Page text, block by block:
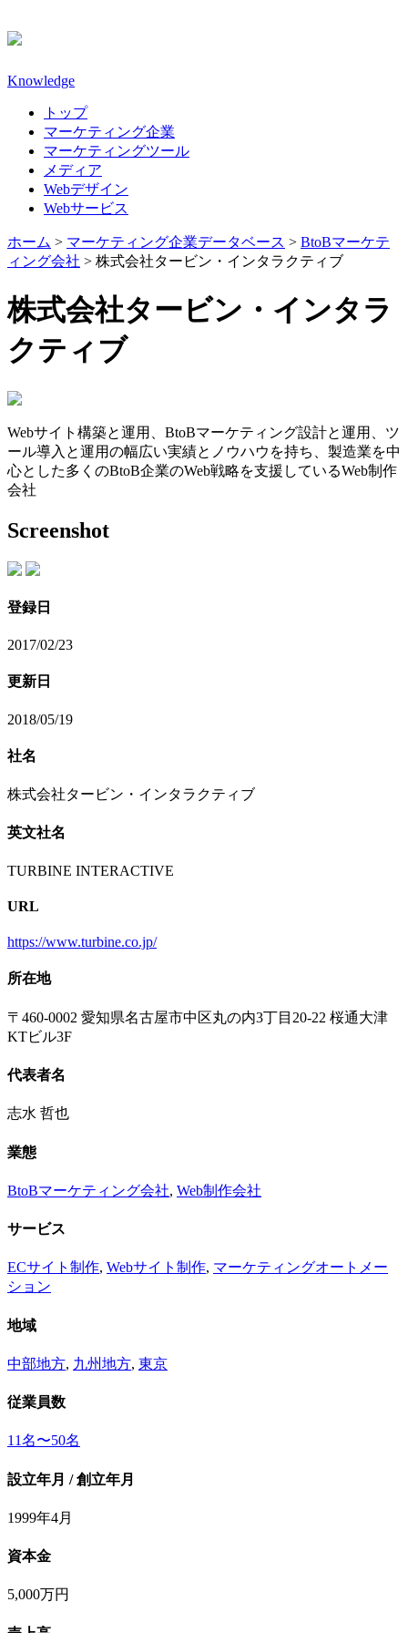
Knowledge
トップ
マーケティング企業
マーケティングツール
メディア
Webデザイン
Webサービス
ホーム > マーケティング企業データベース > BtoBマーケテ
ィング会社 > 株式会社タービン・インタラクティブ
株式会社タービン・インタラ
クティブ
Webサイト構築と運用、BtoBマーケティング設計と運用、ツ
ール導入と運用の幅広い実績とノウハウを持ち、製造業を中
心とした多くのBtoB企業のWeb戦略を支援しているWeb制作
会社
Screenshot
登録日
2017/02/23
更新日
2018/05/19
社名
株式会社タービン・インタラクティブ
英文社名
TURBINE INTERACTIVE
URL
https://www.turbine.co.jp/
所在地
〒460-0002 愛知県名古屋市中区丸の内3丁目20-22 桜通大津
KTビル3F
代表者名
志水 哲也
業態
BtoBマーケティング会社, Web制作会社
サービス
ECサイト制作, Webサイト制作, マーケティングオートメー
ション
地域
中部地方, 九州地方, 東京
従業員数
11名〜50名
設立年月 / 創立年月
1999年4月
資本金
5,000万円